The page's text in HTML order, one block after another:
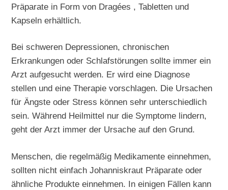
Präparate in Form von Dragées , Tabletten und
Kapseln erhältlich.
Bei schweren Depressionen, chronischen
Erkrankungen oder Schlafstörungen sollte immer ein
Arzt aufgesucht werden. Er wird eine Diagnose
stellen und eine Therapie vorschlagen. Die Ursachen
für Ängste oder Stress können sehr unterschiedlich
sein. Während Heilmittel nur die Symptome lindern,
geht der Arzt immer der Ursache auf den Grund.
Menschen, die regelmäßig Medikamente einnehmen,
sollten nicht einfach Johanniskraut Präparate oder
ähnliche Produkte einnehmen. In einigen Fällen kann